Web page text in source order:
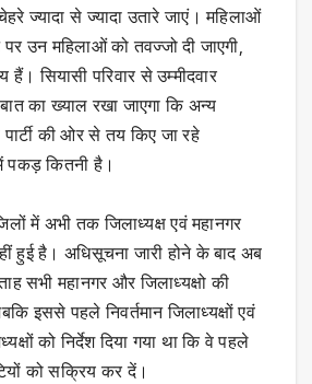
ज्यादा से ज्यादा उतारे जाएं। महिलाओं
उन महिलाओं को तवज्जो दी जाएगी,
हैं। सियासी परिवार से उम्मीदवार
का ख्याल रखा जाएगा कि अन्य
पार्टी की ओर से तय किए जा रहे
पकड़ कितनी है।
में अभी तक जिलाध्यक्ष एवं महानगर
हुई है। अधिसूचना जारी होने के बाद अब
सभी महानगर और जिलाध्यक्षो की
इससे पहले निवर्तमान जिलाध्यक्षों एवं
को निर्देश दिया गया था कि वे पहले
को सक्रिय कर दें।